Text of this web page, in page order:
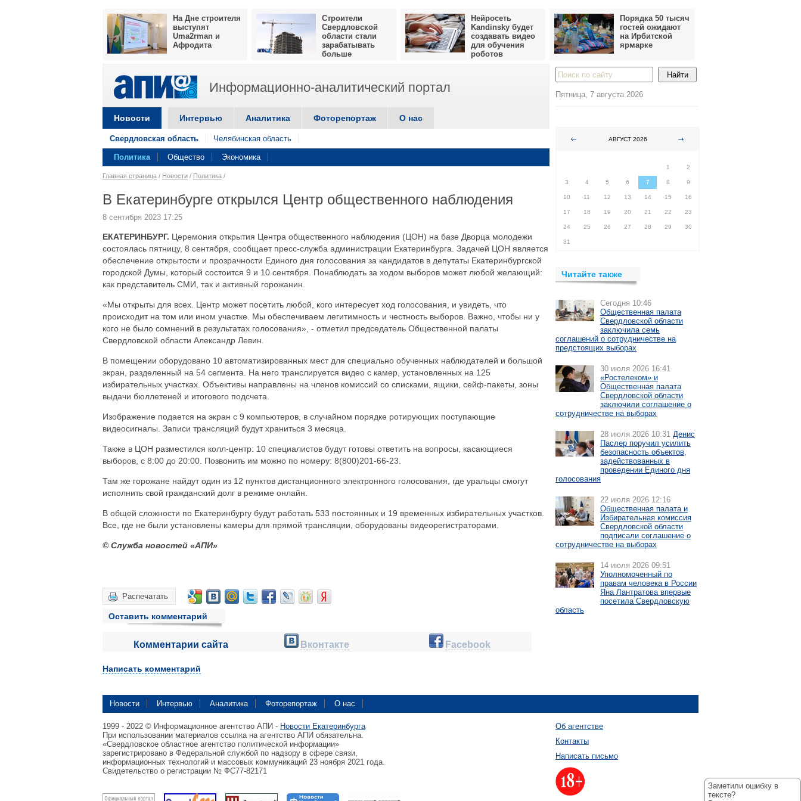
На Дне строителя
выступят
Uma2rman и
Афродита
Строители
Свердловской
области стали
зарабатывать
больше
Нейросеть
Kandinsky будет
создавать видео
для обучения
роботов
Порядка 50 тысяч
гостей ожидают
на Ирбитской
ярмарке
Информационно-аналитический портал
Новости Интервью Аналитика Фоторепортаж О нас
Свердловская область Челябинская область
Политика Общество Экономика
Главная страница / Новости / Политика /
В Екатеринбурге открылся Центр общественного наблюдения
8 сентября 2023 17:25
ЕКАТЕРИНБУРГ. Церемония открытия Центра общественного наблюдения (ЦОН) на базе Дворца молодежи
состоялась пятницу, 8 сентября, сообщает пресс-служба администрации Екатеринбурга. Задачей ЦОН является
обеспечение открытости и прозрачности Единого дня голосования за кандидатов в депутаты Екатеринбургской
городской Думы, который состоится 9 и 10 сентября. Понаблюдать за ходом выборов может любой желающий:
как представитель СМИ, так и активный горожанин.
«Мы открыты для всех. Центр может посетить любой, кого интересует ход голосования, и увидеть, что
происходит на том или ином участке. Мы обеспечиваем легитимность и честность выборов. Важно, чтобы ни у
кого не было сомнений в результатах голосования», - отметил председатель Общественной палаты
Свердловской области Александр Левин.
В помещении оборудовано 10 автоматизированных мест для специально обученных наблюдателей и большой
экран, разделенный на 54 сегмента. На него транслируется видео с камер, установленных на 125
избирательных участках. Объективы направлены на членов комиссий со списками, ящики, сейф-пакеты, зоны
выдачи бюллетеней и итогового подсчета.
Изображение подается на экран с 9 компьютеров, в случайном порядке ротирующих поступающие
видеосигналы. Записи трансляций будут храниться 3 месяца.
Также в ЦОН разместился колл-центр: 10 специалистов будут готовы ответить на вопросы, касающиеся
выборов, с 8:00 до 20:00. Позвонить им можно по номеру: 8(800)201-66-23.
Там же горожане найдут один из 12 пунктов дистанционного электронного голосования, где уральцы смогут
исполнить свой гражданский долг в режиме онлайн.
В общей сложности по Екатеринбургу будут работать 533 постоянных и 19 временных избирательных участков.
Все, где не были установлены камеры для прямой трансляции, оборудованы видеорегистраторами.
© Служба новостей «АПИ»
Распечатать
Оставить комментарий
Комментарии сайта Вконтакте Facebook
Написать комментарий
Пятница, 7 августа 2026
АВГУСТ 2026
1
2
3 4 5 6 7 8 9
10 11 12 13 14 15 16
17 18 19 20 21 22 23
24 25 26 27 28 29 30
31
Читайте также
Сегодня 10:46
Общественная палата
Свердловской области
заключила семь
соглашений о сотрудничестве на
предстоящих выборах
30 июля 2026 16:41
«Ростелеком» и
Общественная палата
Свердловской области
заключили соглашение о
сотрудничестве на выборах
28 июля 2026 10:31 Денис
Паслер поручил усилить
безопасность объектов,
задействованных в
проведении Единого дня
голосования
22 июля 2026 12:16
Общественная палата и
Избирательная комиссия
Свердловской области
подписали соглашение о
сотрудничестве на выборах
14 июля 2026 09:51
Уполномоченный по
правам человека в России
Яна Лантратова впервые
посетила Свердловскую
область
Новости Интервью Аналитика Фоторепортаж О нас
1999 - 2022 © Информационное агентство АПИ - Новости Екатеринбурга
При использовании материалов ссылка на агентство АПИ обязательна.
«Свердловское областное агентство политической информации»
зарегистрировано в Федеральной службой по надзору в сфере связи,
информационных технологий и массовых коммуникаций 23 ноября 2021 года.
Свидетельство о регистрации № ФС77-82171
Об агентстве
Контакты
Написать письмо
Заметили ошибку в
тексте?